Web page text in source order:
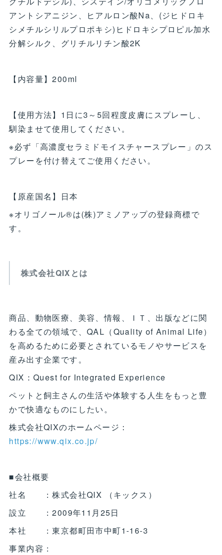
アントシアニジン、ヒアルロン酸Na、(ジヒドロキ
シメチルシリルプロポキシ)ヒドロキシプロピル加水
分解シルク、グリチルリチン酸2K
【内容量】200ml
【使用方法】1日に3～5回程度皮膚にスプレーし、
馴染ませて使用してください。
※必ず「高濃度セラミドモイスチャースプレー」のス
プレーを付け替えてご使用ください。
【原産国名】日本
※オリゴノール®は(株)アミノアップの登録商標で
す。
株式会社QIXとは
商品、動物医療、美容、情報、ＩＴ、出版などに関
わる全ての領域で、QAL（Quality of Animal Life）
を高めるために必要とされているモノやサービスを
産み出す企業です。
QIX：Quest for Integrated Experience
ペットと飼主さんの生活や体験する人生をもっと豊
かで快適なものにしたい。
株式会社QIXのホームページ：
https://www.qix.co.jp/
■会社概要
社名 ：株式会社QIX （キックス）
設立 ：2009年11月25日
本社 ：東京都町田市中町1-16-3
事業内容：